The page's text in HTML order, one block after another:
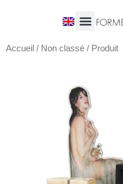
Accueil / Non classé / Produit